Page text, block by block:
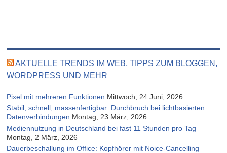
AKTUELLE TRENDS IM WEB, TIPPS ZUM BLOGGEN,
WORDPRESS UND MEHR
Pixel mit mehreren Funktionen Mittwoch, 24 Juni, 2026
Stabil, schnell, massenfertigbar: Durchbruch bei lichtbasierten
Datenverbindungen Montag, 23 März, 2026
Mediennutzung in Deutschland bei fast 11 Stunden pro Tag
Montag, 2 März, 2026
Dauerbeschallung im Office: Kopfhörer mit Noice-Cancelling